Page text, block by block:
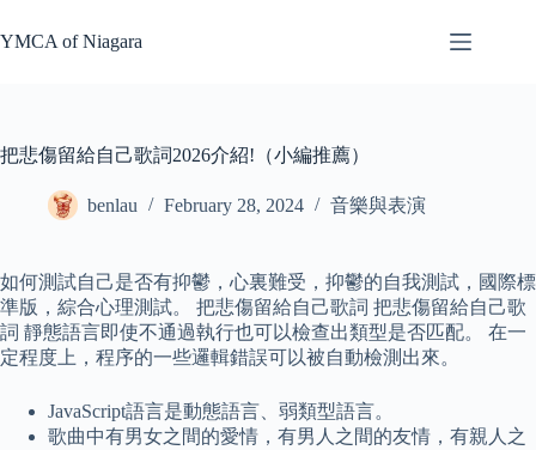
to
content
YMCA of Niagara
把悲傷留給自己歌詞2026介紹!（小編推薦）
benlau February 28, 2024 音樂與表演
如何測試自己是否有抑鬱，心裏難受，抑鬱的自我測試，國際標
準版，綜合心理測試。 把悲傷留給自己歌詞 把悲傷留給自己歌
詞 靜態語言即使不通過執行也可以檢查出類型是否匹配。 在一
定程度上，程序的一些邏輯錯誤可以被自動檢測出來。
JavaScript語言是動態語言、弱類型語言。
歌曲中有男女之間的愛情，有男人之間的友情，有親人之